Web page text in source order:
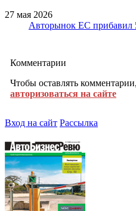
27 мая 2026
Авторынок ЕС прибавил
Комментарии
Чтобы оставлять
авторизоваться на сайте
Вход на сайт Рассылка